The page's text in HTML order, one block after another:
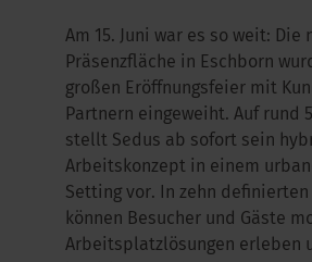
Am 15. Juni war es so weit: Die
Präsenzfläche in Eschborn
großen Eröffnungsfeier mit
Partnern eingeweiht. Auf rund
stellt Sedus ab sofort sein
Arbeitskonzept in einem
Setting vor. In zehn definierten
können Besucher und Gäste
Arbeitsplatzlösungen erleben